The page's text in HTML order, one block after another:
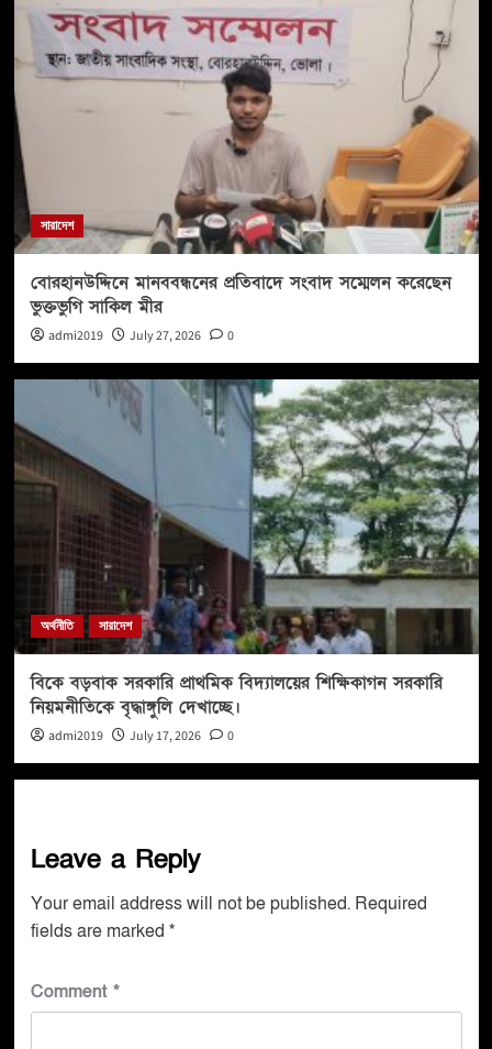
সারাদেশ
বোরহানউদ্দিনে মানববন্ধনের প্রতিবাদে সংবাদ সম্মেলন করেছেন
ভুক্তভুগি সাকিল মীর
admi2019 July 27, 2026 0
অর্থনীতি সারাদেশ
বিকে বড়বাক সরকারি প্রাথমিক বিদ্যালয়ের শিক্ষিকাগন সরকারি
নিয়মনীতিকে বৃদ্ধাঙ্গুলি দেখাচ্ছে।
admi2019 July 17, 2026 0
Leave a Reply
Your email address will not be published. Required
fields are marked *
Comment *